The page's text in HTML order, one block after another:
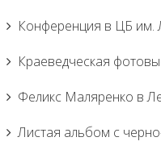
Конференция в ЦБ им.
Краеведческая
Феликс Маляренко в
Листая альбом с